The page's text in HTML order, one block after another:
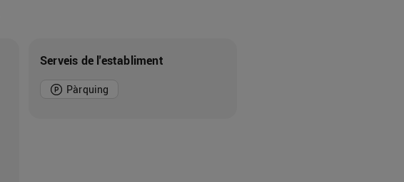
Serveis de l'establiment
Pàrquing